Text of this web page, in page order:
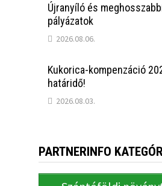
Újranyíló és
pályázatok
2026.08.06.
Kukorica-kompenzáció
határidő!
2026.08.03.
PARTNERINFO